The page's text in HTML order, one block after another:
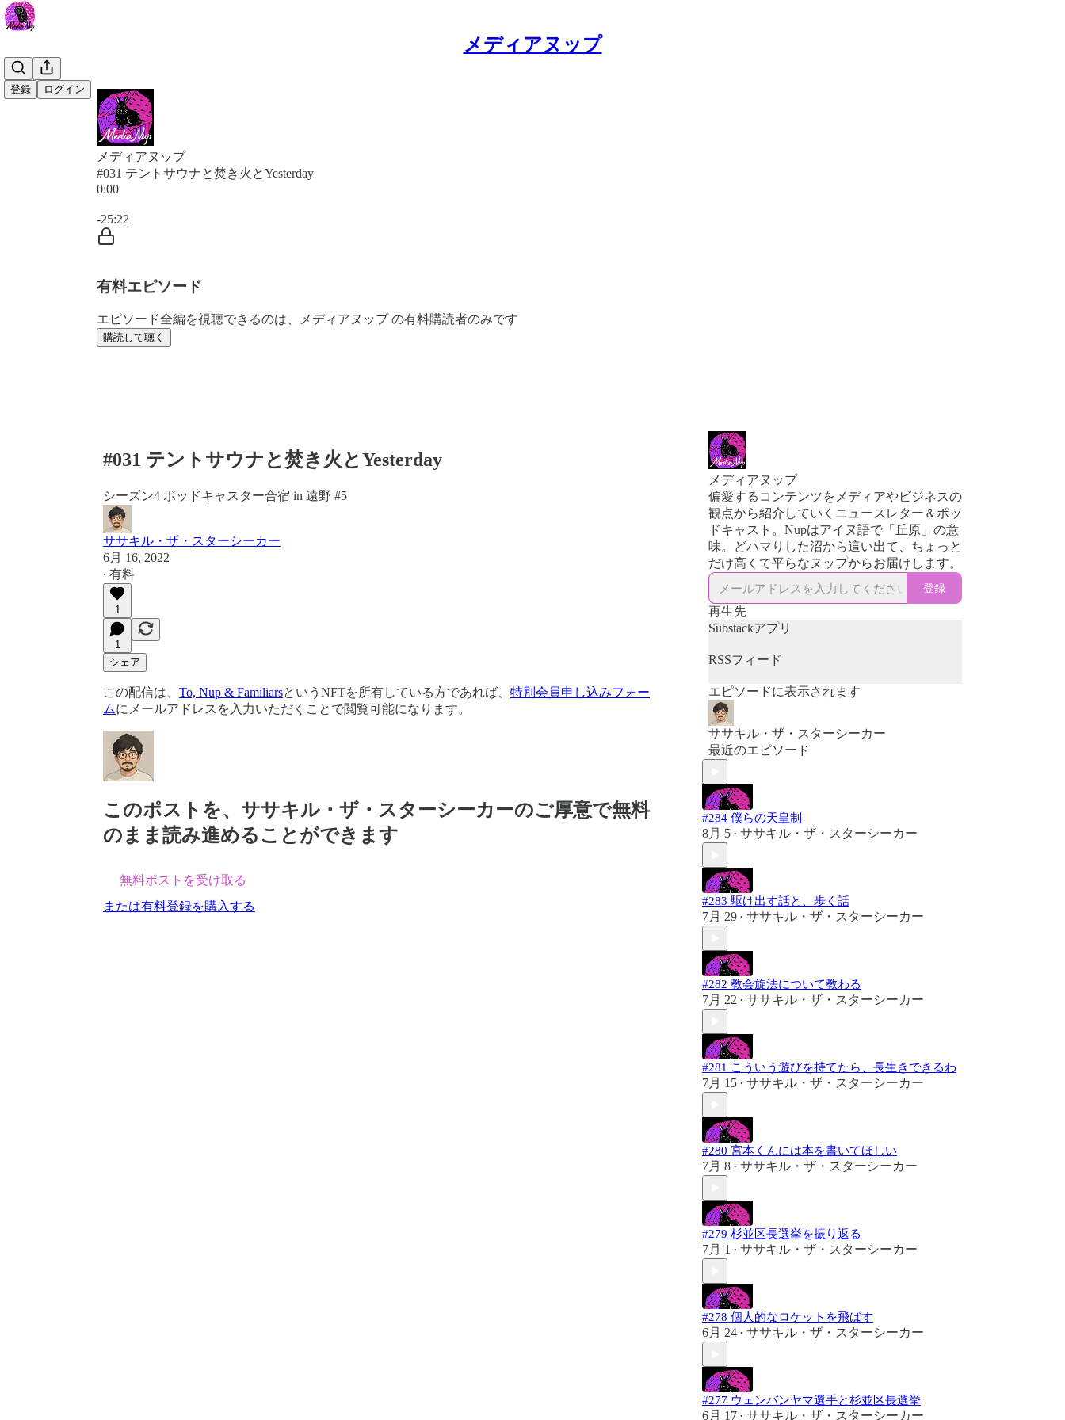
メディアヌップ
登録 ログイン
メディアヌップ
#031 テントサウナと焚き火とYesterday
0:00
-25:22
有料エピソード
エピソード全編を視聴できるのは、メディアヌップ の有料購読者のみです
購読して聴く
#031 テントサウナと焚き火とYesterday
シーズン4 ポッドキャスター合宿 in 遠野 #5
ササキル・ザ・スターシーカー
6月 16, 2022
∙ 有料
1
1
シェア
この配信は、 To, Nup & FamiliarsというNFTを所有している方であれば、 特別会員申し込みフォー
ムにメールアドレスを入力いただくことで閲覧可能になります。
このポストを、ササキル・ザ・スターシーカーのご厚意で無料
のまま読み進めることができます
無料ポストを受け取る
または有料登録を購入する
メディアヌップ
偏愛するコンテンツをメディアやビジネスの
観点から紹介していくニュースレター＆ポッ
ドキャスト。Nupはアイヌ語で「丘原」の意
味。どハマりした沼から這い出て、ちょっと
だけ高くて平らなヌップからお届けします。
登録
再生先
Substackアプリ
RSSフィード
エピソードに表示されます
ササキル・ザ・スターシーカー
最近のエピソード
#284 僕らの天皇制
8月 5 • ササキル・ザ・スターシーカー
#283 駆け出す話と、歩く話
7月 29 • ササキル・ザ・スターシーカー
#282 教会旋法について教わる
7月 22 • ササキル・ザ・スターシーカー
#281 こういう遊びを持てたら、長生きできるわ
7月 15 • ササキル・ザ・スターシーカー
#280 宮本くんには本を書いてほしい
7月 8 • ササキル・ザ・スターシーカー
#279 杉並区長選挙を振り返る
7月 1 • ササキル・ザ・スターシーカー
#278 個人的なロケットを飛ばす
6月 24 • ササキル・ザ・スターシーカー
#277 ウェンバンヤマ選手と杉並区長選挙
6月 17 • ササキル・ザ・スターシーカー